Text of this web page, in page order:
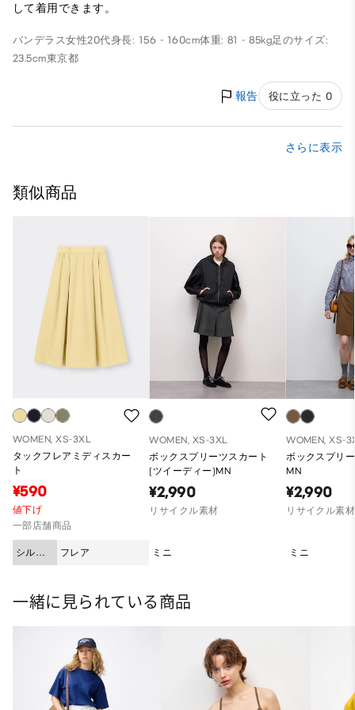
して着用できます。
バンデラス女性20代身長: 156 - 160cm体重: 81 - 85kg足のサイズ:
23.5cm東京都
報告 役に立った 0
さらに表示
類似商品
WOMEN, XS-3XL
タックフレアミディスカー
ト
¥590
値下げ
一部店舗商品
シルエ
ット
フレア
WOMEN, XS-3XL
ボックスプリーツスカート
(ツイーディー)MN
¥2,990
リサイクル素材
ミニ
WOMEN, XS-
ボックスプリ
MN
¥2,990
リサイクル素材
ミニ
一緒に見られている商品